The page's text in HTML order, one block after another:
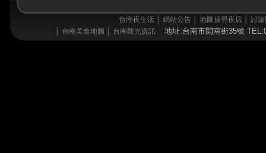
台南夜生活│ 網站公告│ 地圖搜尋夜店│ 討論
台南美食地圖 台南觀光資訊 地址:台南市開南街35號